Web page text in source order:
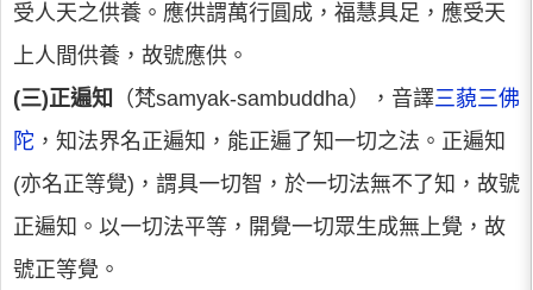
受人天之供養。應供謂萬行圓成，福慧具足，應受天
上人間供養，故號應供。
(三)正遍知
（梵samyak-sambuddha），音譯三藐三佛
陀 ，知法界名正遍知，能正遍了知一切之法。正遍知
(亦名正等覺)，謂具一切智，於一切法無不了知，故號
正遍知。以一切法平等，開覺一切眾生成無上覺，故
號正等覺。